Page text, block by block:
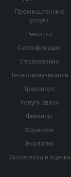
Промышленные
услуги
Реестры
Сертификация
Страхование
Телекоммуникации
Транспорт
Услуги связи
Финансы
Форензик
Экология
Экспертиза и оценка